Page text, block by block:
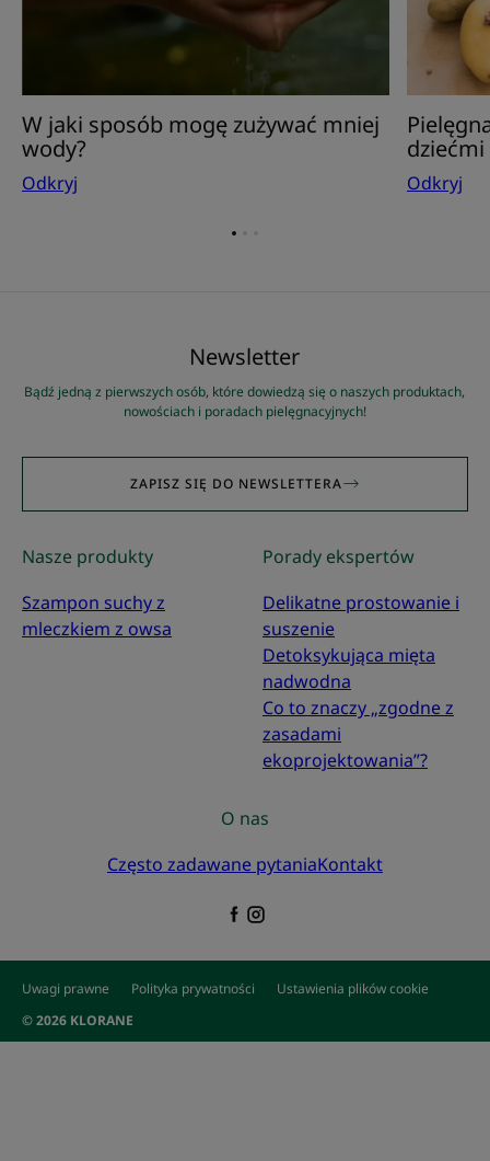
W jaki sposób mogę zużywać mniej
wody?
Odkryj
dziećmi
Odkryj
Przejdź
Newsletter
Bądź jedną z pierwszych osób, które dowiedzą się o naszych produktach,
nowościach i poradach pielęgnacyjnych!
ZAPISZ SIĘ DO NEWSLETTERA
Nasze produkty
Szampon suchy z
mleczkiem z owsa
Porady ekspertów
Delikatne prostowanie i
suszenie
Detoksykująca mięta
nadwodna
Co to znaczy „zgodne z
zasadami
ekoprojektowania”?
O nas
Często zadawane pytaniaKontakt
Uwagi prawne Polityka prywatności
Ustawienia plików cookie
© 2026 KLORANE